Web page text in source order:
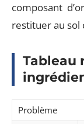
composant
restituer au sol
Tableau
Problème